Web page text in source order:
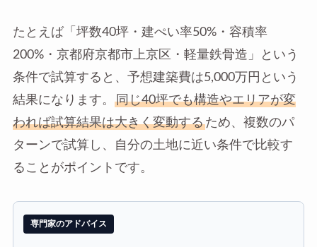
たとえば「坪数40坪・建ぺい率50%・容積率
200%・京都府京都市上京区・軽量鉄骨造」という
条件で試算すると、予想建築費は5,000万円という
結果になります。
同じ40坪でも構造やエリアが変
われば試算結果は大きく変動するため、複数のパ
ターンで試算し、自分の土地に近い条件で比較す
ることがポイントです。
専門家のアドバイス